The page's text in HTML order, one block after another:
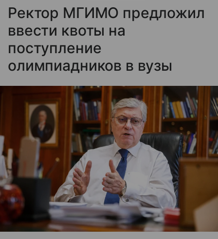
Ректор МГИМО предложил
ввести квоты на
поступление
олимпиадников в вузы